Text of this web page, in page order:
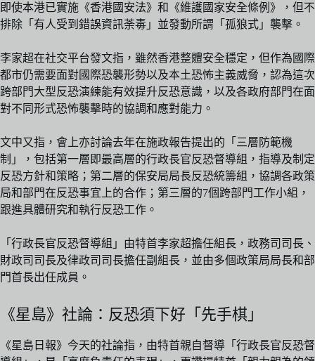
即使本港已實施《香港國安法》和《維護國家安全條例》，但不
排除「有人受到錯誤資訊荼毒」並發動所謂「孤狼式」襲擊。
李家超在社交平台發文指，雖然香港整體安全穩定，但作為國際
都市仍需要面對國際恐襲形勢以及本土恐怖主義威脅，認為這次
跨部門大型反恐演練能有效提升反恐意識，以及各政府部門在面
對不同形式恐怖襲擊時的協調和應對能力。
文中又指，會上亦討論去年在施政報告提出的「三層防範機
制」，包括第一層即最高層的行政長官反恐督導組，指導及制定
反恐方針和策略；第二層的保安局局長反恐統籌組，協調各政策
局和部門在反恐事宜上的合作；第三層的7個跨部門工作小組，
跟進具體研究和執行反恐工作。
「行政長官反恐督導組」由特首李家超擔任組長，政務司司長、
財政司司長及律政司司長擔任副組長，並由多個政策局局長和部
門首長出任成員。
《星島》社論：反恐須下好「先手棋」
《星島日報》今天的社論指，由特首親自督導「行政長官反恐督